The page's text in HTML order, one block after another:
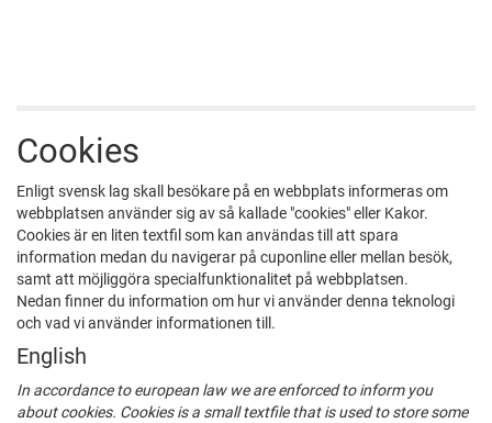
Cookies
Enligt svensk lag skall besökare på en webbplats informeras om
webbplatsen använder sig av så kallade "cookies" eller Kakor.
Cookies är en liten textfil som kan användas till att spara
information medan du navigerar på cuponline eller mellan besök,
samt att möjliggöra specialfunktionalitet på webbplatsen.
Nedan finner du information om hur vi använder denna teknologi
och vad vi använder informationen till.
English
In accordance to european law we are enforced to inform you
about cookies. Cookies is a small textfile that is used to store some